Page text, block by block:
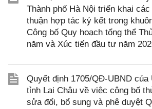
Thành phố Hà Nội triển khai
thuận hợp tác ký kết trong
Công bố Quy hoạch tổng thể
năm và Xúc tiến đầu tư năm
Quyết định 1705/QĐ-UBND của
tỉnh Lai Châu về việc công bố
sửa đổi, bổ sung và phê duyệt